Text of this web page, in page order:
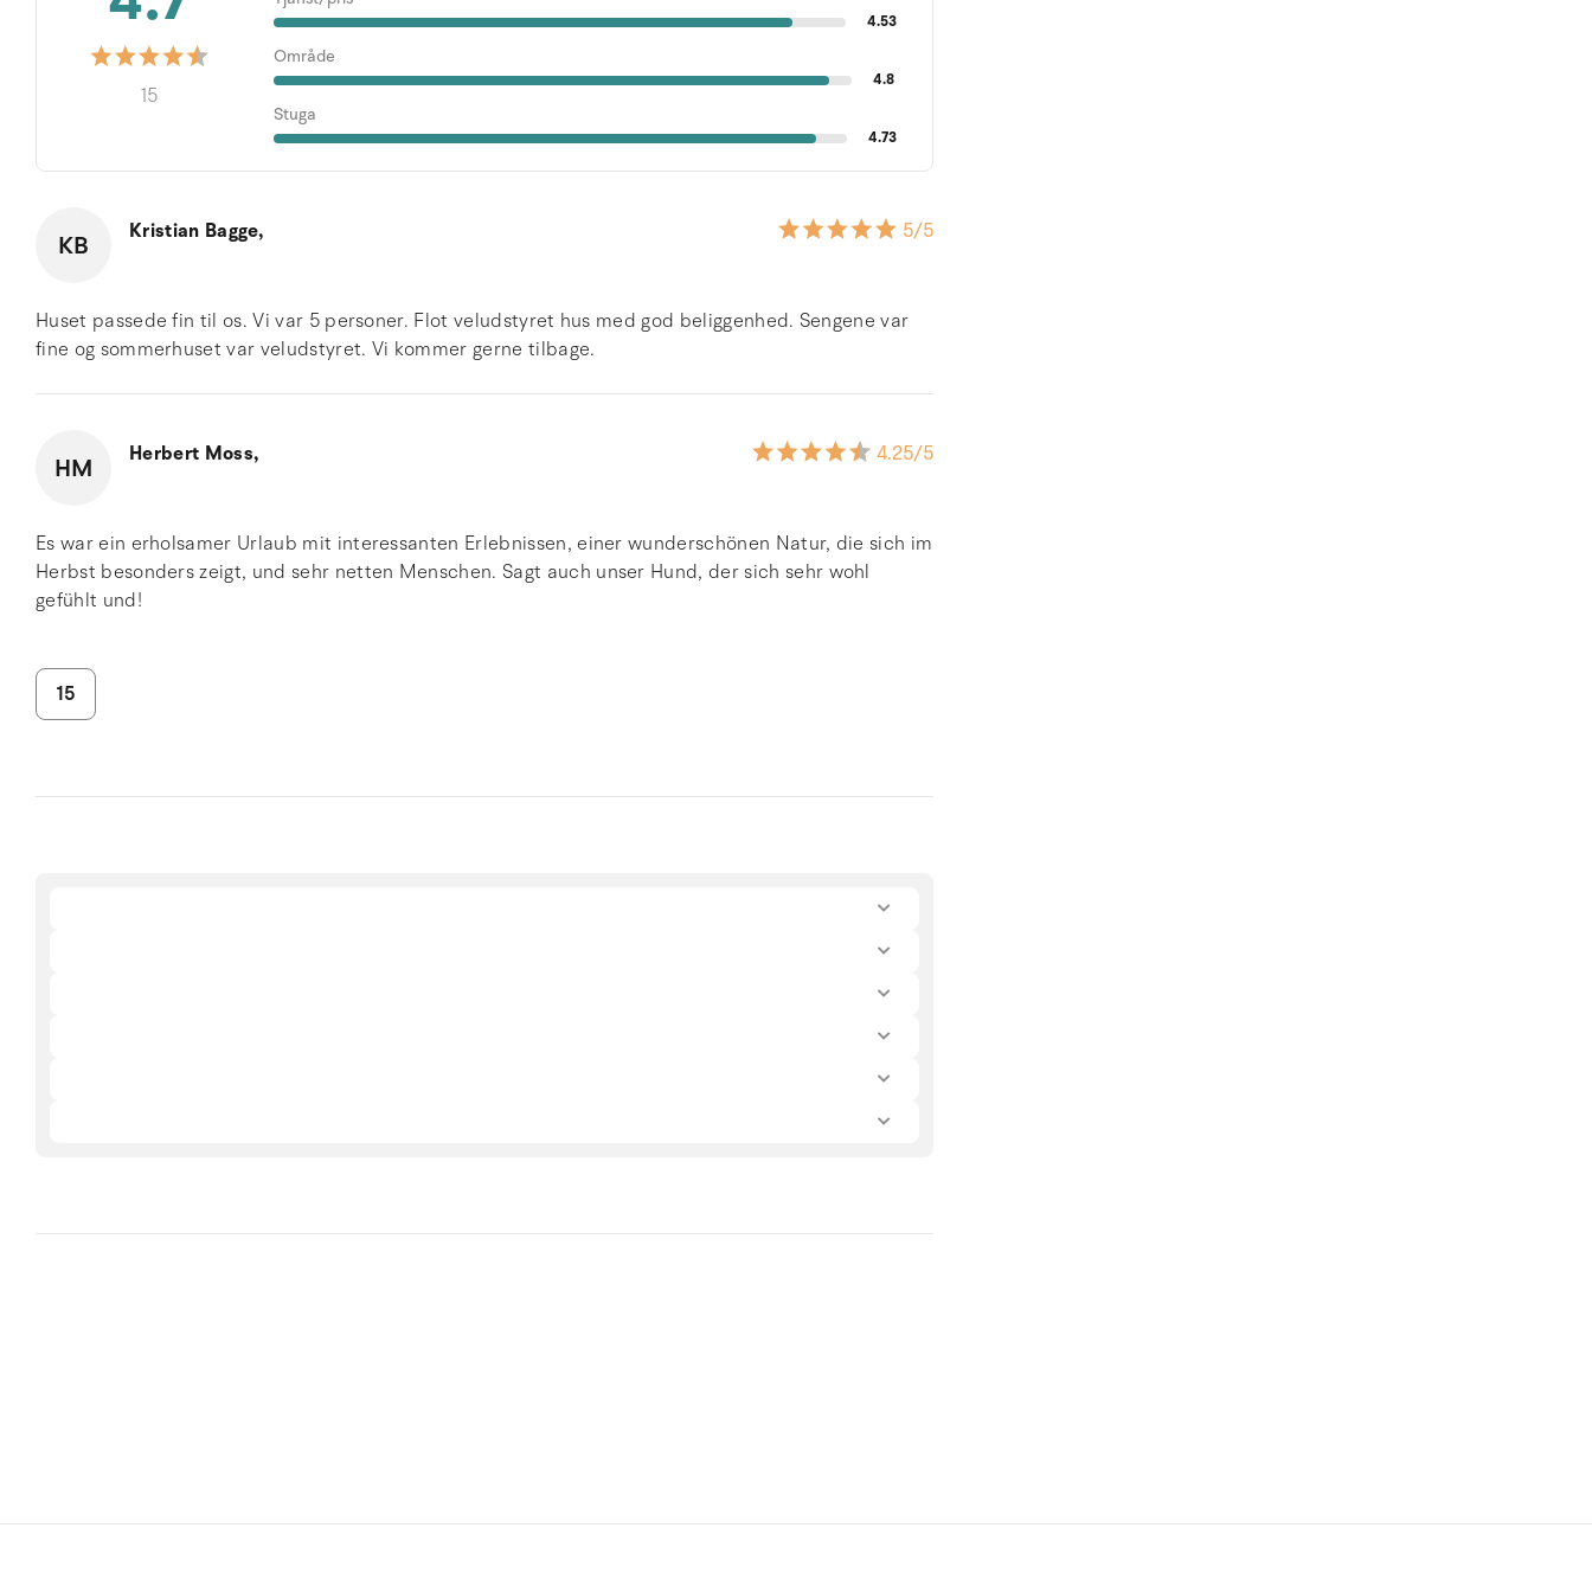
15
4.53
Område
4.8
Stuga
4.73
KB Kristian Bagge, 5/5
Huset passede fin til os. Vi var 5 personer. Flot veludstyret hus med god beliggenhed. Sengene var
fine og sommerhuset var veludstyret. Vi kommer gerne tilbage.
HM Herbert Moss, 4.25/5
Es war ein erholsamer Urlaub mit interessanten Erlebnissen, einer wunderschönen Natur, die sich im
Herbst besonders zeigt, und sehr netten Menschen. Sagt auch unser Hund, der sich sehr wohl
gefühlt und!
15